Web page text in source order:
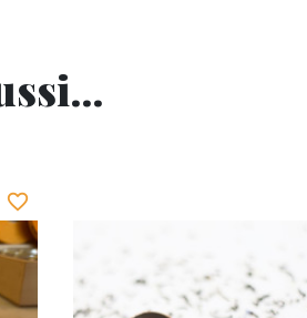
favorite_border